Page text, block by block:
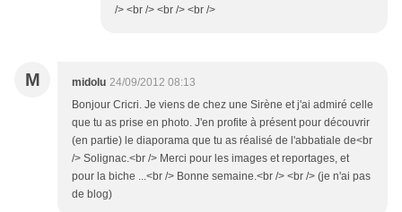
/> <br /> <br /> <br />
M midolu 24/09/2012 08:13
Bonjour Cricri. Je viens de chez une Sirène et j'ai admiré celle
que tu as prise en photo. J'en profite à présent pour découvrir
(en partie) le diaporama que tu as réalisé de l'abbatiale de<br
/> Solignac.<br /> Merci pour les images et reportages, et
pour la biche ...<br /> Bonne semaine.<br /> <br /> (je n'ai pas
de blog)